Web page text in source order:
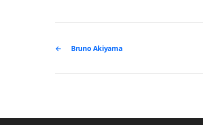
← Bruno Akiyama